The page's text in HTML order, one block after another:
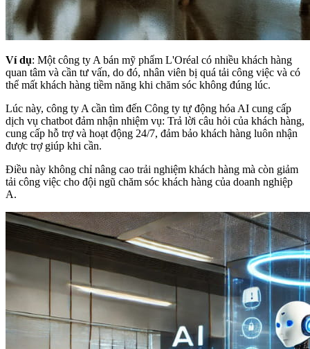
Ví dụ: Một công ty A bán mỹ phẩm L'Oréal có nhiều khách hàng
quan tâm và cần tư vấn, do đó, nhân viên bị quá tải công việc và có
thể mất khách hàng tiềm năng khi chăm sóc không đúng lúc.
Lúc này, công ty A cần tìm đến Công ty tự động hóa AI cung cấp
dịch vụ chatbot đảm nhận nhiệm vụ: Trả lời câu hỏi của khách hàng,
cung cấp hỗ trợ và hoạt động 24/7, đảm bảo khách hàng luôn nhận
được trợ giúp khi cần.
Điều này không chỉ nâng cao trải nghiệm khách hàng mà còn giảm
tải công việc cho đội ngũ chăm sóc khách hàng của doanh nghiệp
A.